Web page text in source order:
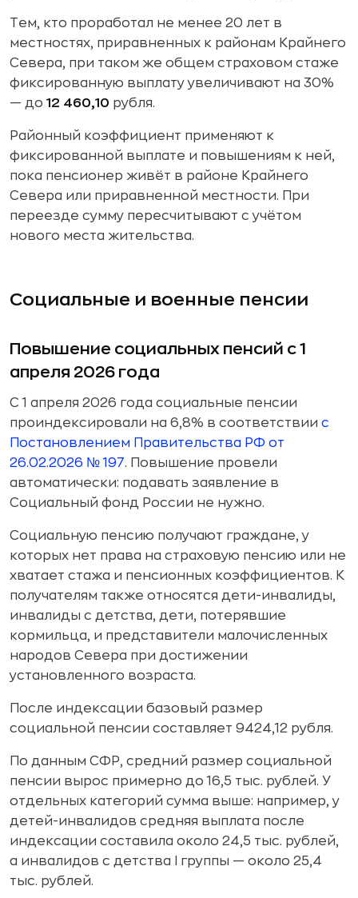
Тем, кто проработал не менее 20 лет в
местностях, приравненных к районам Крайнего
Севера, при таком же общем страховом стаже
фиксированную выплату увеличивают на 30%
— до 12 460,10 рубля.
Районный коэффициент применяют к
фиксированной выплате и повышениям к ней,
пока пенсионер живёт в районе Крайнего
Севера или приравненной местности. При
переезде сумму пересчитывают с учётом
нового места жительства.
Социальные и военные пенсии
Повышение социальных пенсий с 1
апреля 2026 года
С 1 апреля 2026 года социальные пенсии
проиндексировали на 6,8% в соответствии с
Постановлением Правительства РФ от
26.02.2026 № 197. Повышение провели
автоматически: подавать заявление в
Социальный фонд России не нужно.
Социальную пенсию получают граждане, у
которых нет права на страховую пенсию или не
хватает стажа и пенсионных коэффициентов. К
получателям также относятся дети-инвалиды,
инвалиды с детства, дети, потерявшие
кормильца, и представители малочисленных
народов Севера при достижении
установленного возраста.
После индексации базовый размер
социальной пенсии составляет 9424,12 рубля.
По данным СФР, средний размер социальной
пенсии вырос примерно до 16,5 тыс. рублей. У
отдельных категорий сумма выше: например, у
детей-инвалидов средняя выплата после
индексации составила около 24,5 тыс. рублей,
а инвалидов с детства I группы — около 25,4
тыс. рублей.